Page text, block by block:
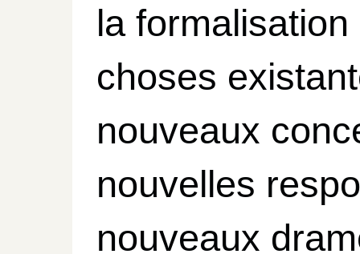
la formalisation
choses
nouveaux
nouvelles
nouveaux